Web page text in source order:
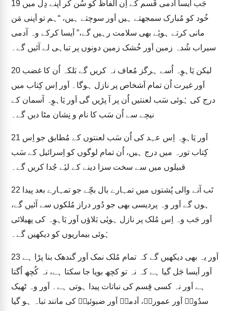
19
خُود کو مُبارک سمجھتے ہیں اَور سوچتے ہیں، “ہم تو اَپنی مَن
مانی کرتے ہویٔے بھی سلامت رہیں گے،” اَیسا کرکے وہ آدمی
سیراب شُدہ زمین اَور خُشک زمین دونوں پر تباہی لے آئیں گے۔
20
اَور غیرت اُن تمام اَشخاص پر نازل ہوگا۔ اَور اِس کِتاب میں
درج کی ہُوئی سَب لعنتیں اُن پر آ پڑیں گی اَور یَاہوِہ آسمان کے
نیچے سے اُن سَب کا نام و نِشان مٹا دیں گے۔
21
کِتاب تورہ میں درج ہیں، اُن تمام لوگوں کو اِسرائیل کے سَب
قبیلوں میں سے سخت سزا دینے کے لیٔے جُدا کریں گے۔
22
ہوں گے اَور وہ پردیسی بھی جو دُور دراز مُلکوں سے آئیں گے،
اَور جَب وہ اِس مُلک پر نازل ہویٔی بَلاؤں اَور یَاہوِہ کی پھیلائی
ہُوئی بیماریوں کو دیکھیں گے۔
23
اَور اَیسا جَل گیا ہے کہ نہ تو کچھ بویا جا سکتا ہے، نہ کُچھ اُگتا
ہے اَور نہ کسی قِسم کی نباتات پیدا ہوتی ہے۔ اَور وہ ٹھیک
سدُومؔ اَور عمورہؔ، اَدمہؔ اَور ضبوئیمؔ کی مانند تباہ ہو گیا